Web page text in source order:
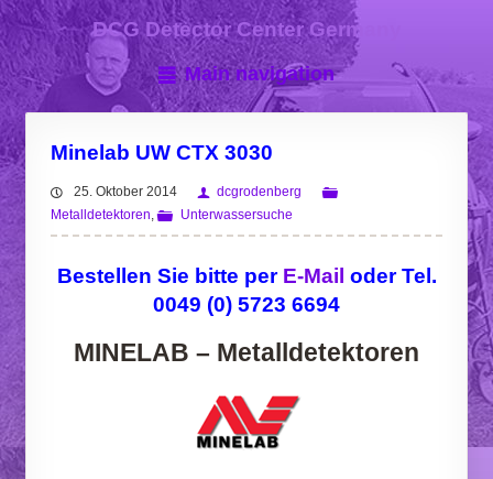
DCG Detector Center Germany
Main navigation
Minelab UW CTX 3030
25. Oktober 2014
dcgrodenberg
Metalldetektoren, Unterwassersuche
Bestellen Sie bitte per E-Mail oder Tel.
0049 (0) 5723 6694
MINELAB – Metalldetektoren